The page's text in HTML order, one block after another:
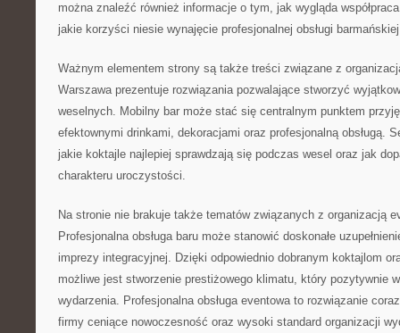
można znaleźć również informacje o tym, jak wygląda
jakie korzyści niesie wynajęcie profesjonalnej obsługi
Ważnym elementem strony są także treści związane z
Warszawa prezentuje rozwiązania pozwalające stworzyć
weselnych. Mobilny bar może stać się centralnym punktem
efektownymi drinkami, dekoracjami oraz profesjonalną obsługą.
jakie koktajle najlepiej sprawdzają się podczas wesel oraz jak
charakteru uroczystości.
Na stronie nie brakuje także tematów związanych z organizacją
Profesjonalna obsługa baru może stanowić doskonałe
imprezy integracyjnej. Dzięki odpowiednio dobranym koktajlom
możliwe jest stworzenie prestiżowego klimatu, który pozytywnie
wydarzenia. Profesjonalna obsługa eventowa to rozwiązanie
firmy ceniące nowoczesność oraz wysoki standard organizacji